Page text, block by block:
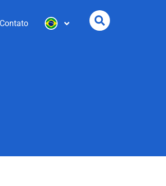
Contato